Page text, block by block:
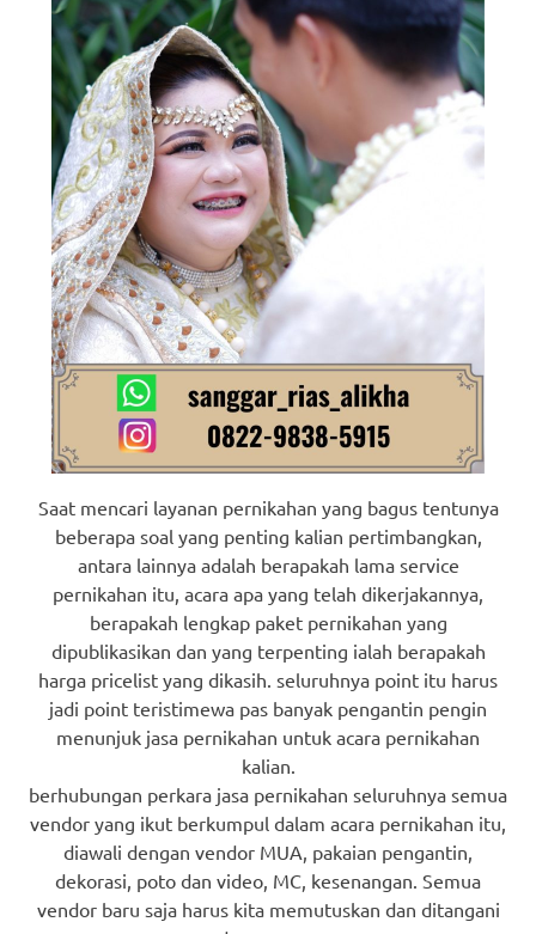
Saat mencari layanan pernikahan yang bagus tentunya
beberapa soal yang penting kalian pertimbangkan,
antara lainnya adalah berapakah lama service
pernikahan itu, acara apa yang telah dikerjakannya,
berapakah lengkap paket pernikahan yang
dipublikasikan dan yang terpenting ialah berapakah
harga pricelist yang dikasih. seluruhnya point itu harus
jadi point teristimewa pas banyak pengantin pengin
menunjuk jasa pernikahan untuk acara pernikahan
kalian.
berhubungan perkara jasa pernikahan seluruhnya semua
vendor yang ikut berkumpul dalam acara pernikahan itu,
diawali dengan vendor MUA, pakaian pengantin,
dekorasi, poto dan video, MC, kesenangan. Semua
vendor baru saja harus kita memutuskan dan ditangani